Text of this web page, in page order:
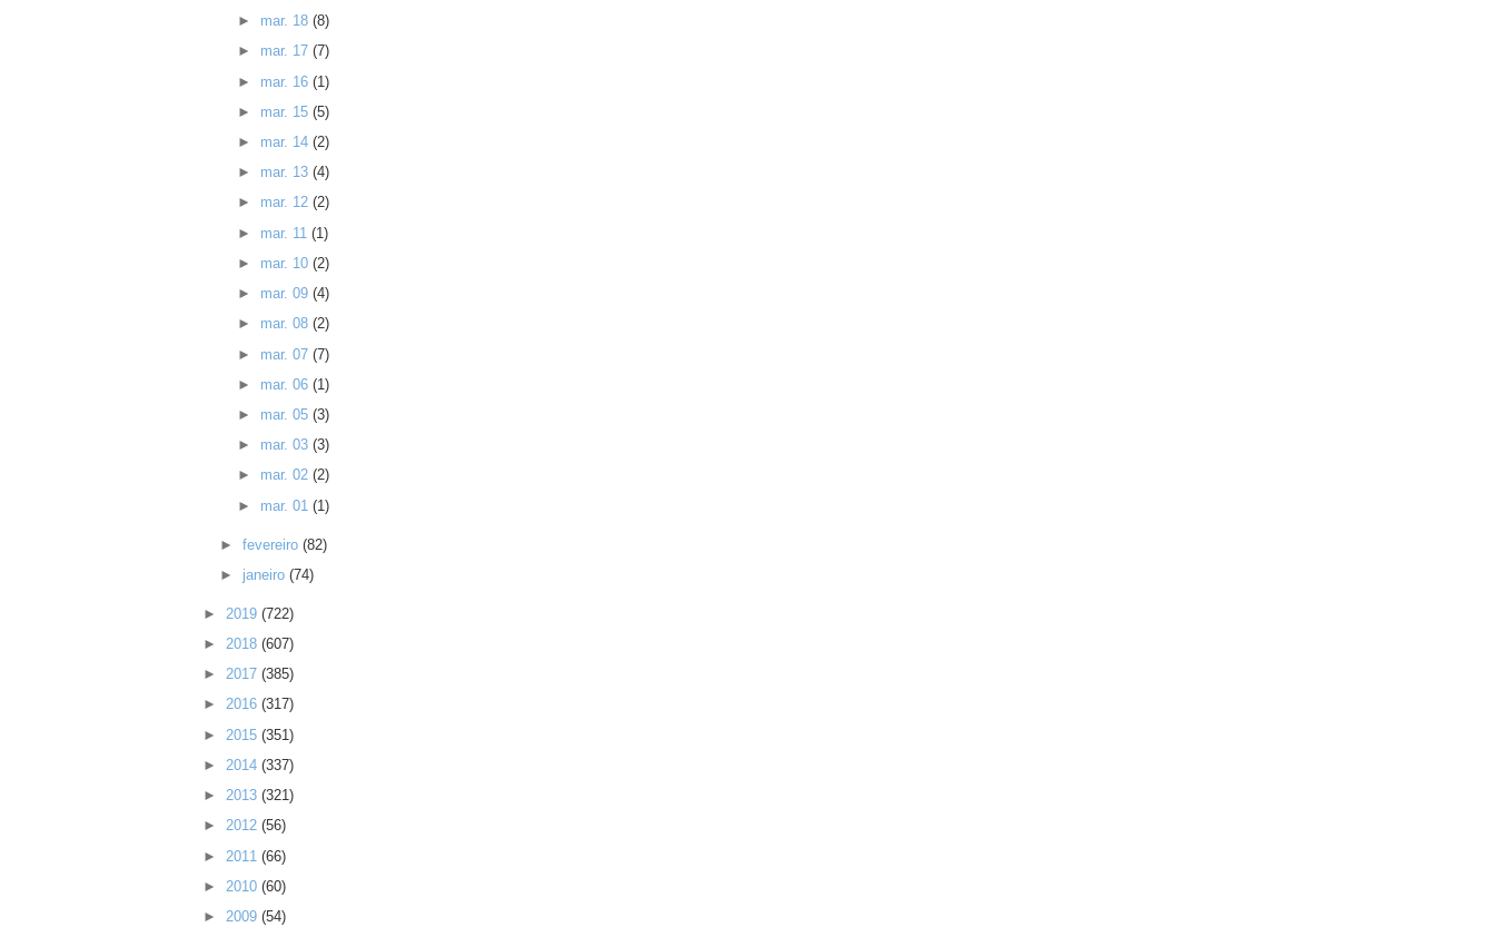
► mar. 18 (8)
► mar. 17 (7)
► mar. 16 (1)
► mar. 15 (5)
► mar. 14 (2)
► mar. 13 (4)
► mar. 12 (2)
► mar. 11 (1)
► mar. 10 (2)
► mar. 09 (4)
► mar. 08 (2)
► mar. 07 (7)
► mar. 06 (1)
► mar. 05 (3)
► mar. 03 (3)
► mar. 02 (2)
► mar. 01 (1)
►fevereiro(82)
► janeiro(74)
► 2019 (722)
► 2018 (607)
► 2017 (385)
► 2016 (317)
► 2015 (351)
► 2014 (337)
► 2013 (321)
► 2012 (56)
► 2011 (66)
► 2010 (60)
► 2009 (54)